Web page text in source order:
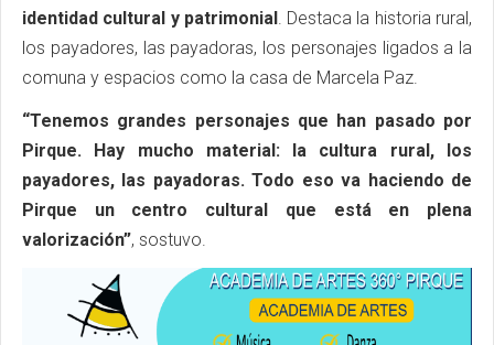
identidad cultural y patrimonial. Destaca la historia rural,
los payadores, las payadoras, los personajes ligados a la
comuna y espacios como la casa de Marcela Paz.
“Tenemos grandes personajes que han pasado por
Pirque. Hay mucho material: la cultura rural, los
payadores, las payadoras. Todo eso va haciendo de
Pirque un centro cultural que está en plena
valorización”, sostuvo.